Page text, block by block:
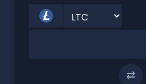
⇄